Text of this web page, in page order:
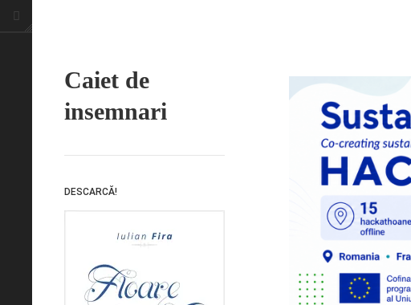
Caiet de
insemnari
DESCARCĂ!